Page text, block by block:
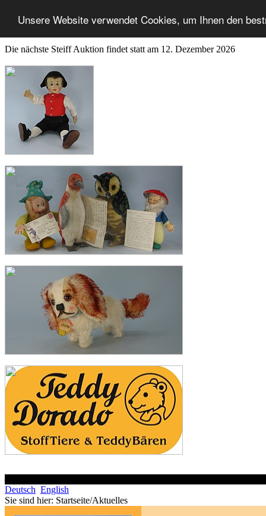
Unsere Website verwendet Cookies, um Ihnen den
Die nächste Steiff Auktion findet statt am 12. Dezember 2026
Deutsch English
Sie sind hier: Startseite/Aktuelles